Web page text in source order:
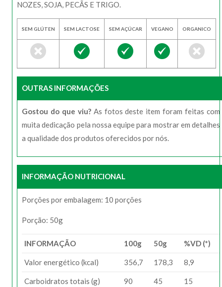
NOZES, SOJA, PECÃS E TRIGO.
SEM GLÚTEN SEM LACTOSE SEM AÇÚCAR VEGANO ORGANICO
OUTRAS INFORMAÇÕES
Gostou do que viu?As fotos deste item foram feitas com
muita dedicação pela nossa equipe para mostrar em detalhes
a qualidade dos produtos oferecidos por nós.
INFORMAÇÃO NUTRICIONAL
Porções por embalagem: 10 porções
Porção: 50g
INFORMAÇÃO 100g 50g %VD (*)
Valor energético (kcal) 356,7 178,3 8,9
Carboidratos totais (g) 90 45 15